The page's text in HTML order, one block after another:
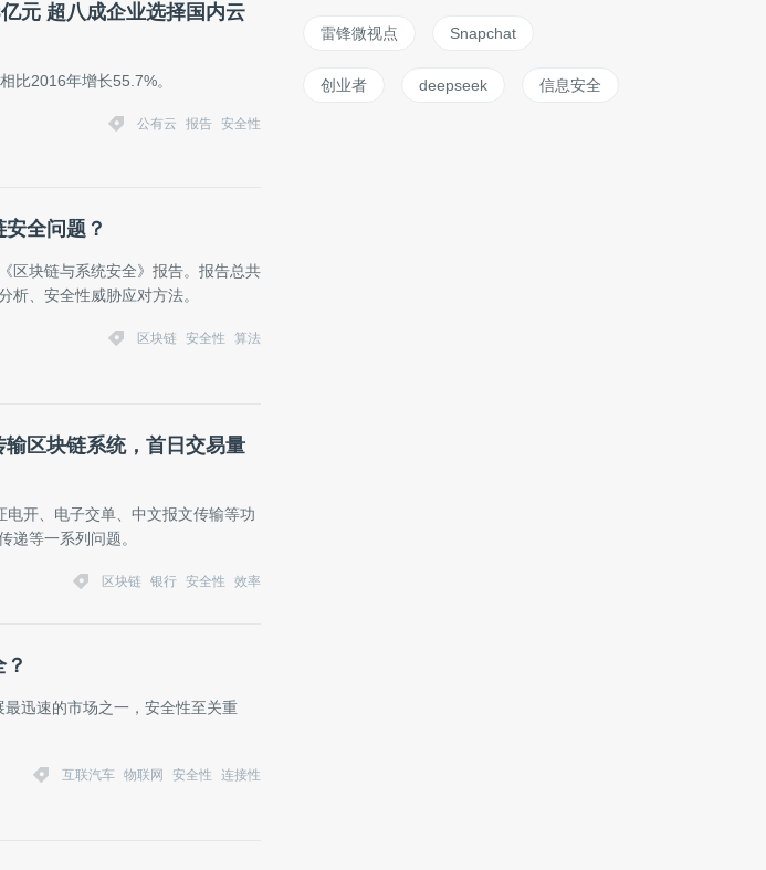
元 超八成企业选择国内云
比2016年增长55.7%。
公有云 报告 安全性
全问题？
区块链与系统安全》报告。报告总共
析、安全性威胁应对方法。
区块链 安全性 算法
区块链系统，首日交易量
开、电子交单、中文报文传输等功
递等一系列问题。
区块链 银行 安全性 效率
迅速的市场之一，安全性至关重
互联汽车 物联网 安全性 连接性
雷锋微视点 Snapchat
创业者 deepseek 信息安全